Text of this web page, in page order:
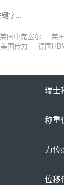
美国中克塞尔
美
美国传力
德国
瑞士
称重
力传
位移